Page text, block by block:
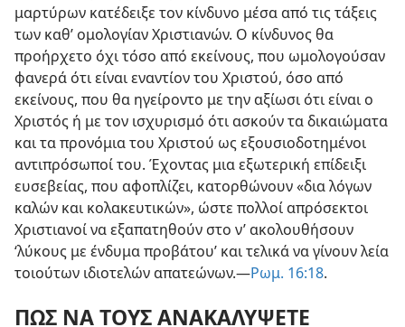
μαρτύρων κατέδειξε τον κίνδυνο μέσα από τις τάξεις
των καθ’ ομολογίαν Χριστιανών. Ο κίνδυνος θα
προήρχετο όχι τόσο από εκείνους, που ωμολογούσαν
φανερά ότι είναι εναντίον του Χριστού, όσο από
εκείνους, που θα ηγείροντο με την αξίωσι ότι είναι ο
Χριστός ή με τον ισχυρισμό ότι ασκούν τα δικαιώματα
και τα προνόμια του Χριστού ως εξουσιοδοτημένοι
αντιπρόσωποί του. Έχοντας μια εξωτερική επίδειξι
ευσεβείας, που αφοπλίζει, κατορθώνουν «δια λόγων
καλών και κολακευτικών», ώστε πολλοί απρόσεκτοι
Χριστιανοί να εξαπατηθούν στο ν’ ακολουθήσουν
‘λύκους με ένδυμα προβάτου’ και τελικά να γίνουν λεία
τοιούτων ιδιοτελών απατεώνων.—Ρωμ. 16:18.
ΠΩΣ ΝΑ ΤΟΥΣ ΑΝΑΚΑΛΥΨΕΤΕ